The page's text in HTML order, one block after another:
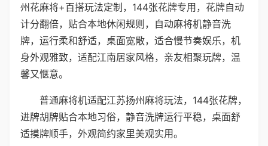
州花麻将+百搭玩法定制，144张花牌专用，花牌自动
计分翻倍，贴合本地休闲规则，自动麻将机静音洗
牌，运行柔和舒适，桌面宽敞，适合慢节奏娱乐，机
身外观雅致，适配江南居家风格，亲友相聚玩牌，温
馨又惬意。
普通麻将机适配江苏扬州麻将玩法，144张花牌，
进牌胡牌贴合本地习俗，静音洗牌运行平稳，桌面舒
适摸牌顺手，外观简约家里美观实用。